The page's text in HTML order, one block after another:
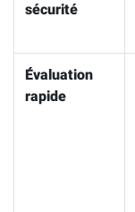
sécurité
Évaluation
rapide